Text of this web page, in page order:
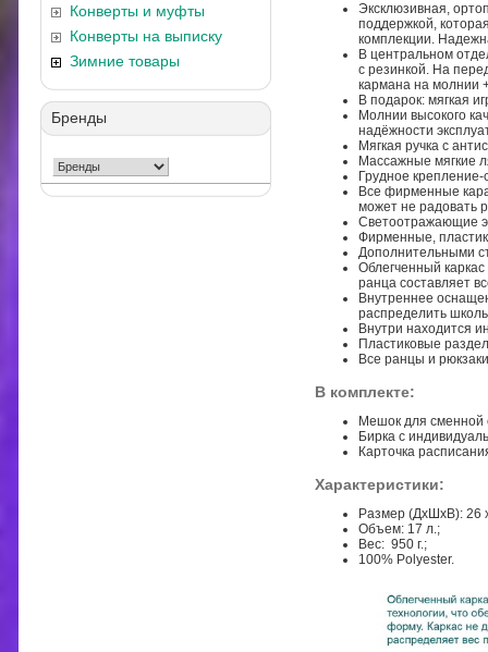
Конверты и муфты
Конверты на выписку
Зимние товары
Бренды
Эксклюзивная,
поддержкой,
комплекции.
В центральном
с резинкой. На
кармана на молнии
В подарок: мягкая
Молнии высокого
надёжности
Мягкая ручка с
Массажные мягкие
Грудное
Все фирменные
может не радовать
Светоотражающие
Фирменные,
Дополнительными
Облегченный
ранца составляет
Внутреннее
распределить
Внутри находится
Пластиковые
Все ранцы и
В комплекте:
Мешок для сменной
Бирка с
Карточка
Характеристики:
Размер (ДхШхВ): 26
Объем: 17 л.;
Вес: 950 г.;
100% Polyester.